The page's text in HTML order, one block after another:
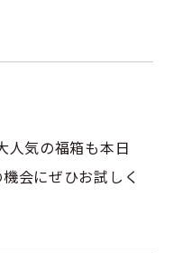
人気の福箱も本日
会にぜひお試しく